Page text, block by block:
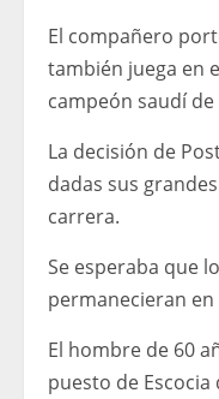
El compañero
también juega en
campeón saudí de
La decisión de
dadas sus
carrera.
Se esperaba que
permanecieran en
El hombre de 60
puesto de Escocia